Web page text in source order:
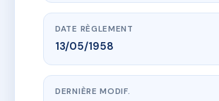
DATE RÈGLEMENT
13/05/1958
DERNIÈRE MODIF.